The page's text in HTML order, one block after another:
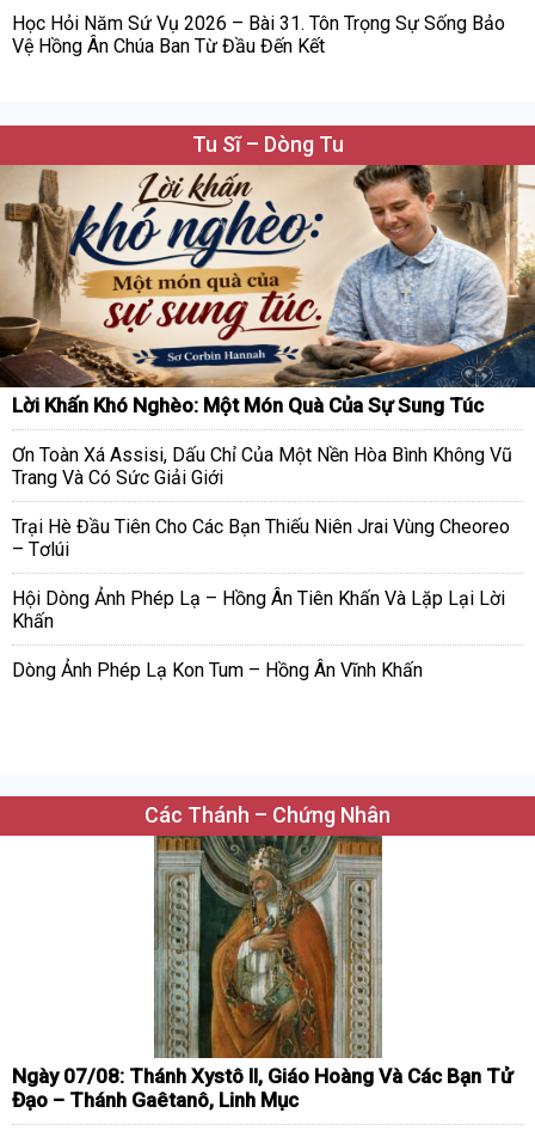
Học Hỏi Năm Sứ Vụ 2026 – Bài 31. Tôn Trọng Sự Sống Bảo
Vệ Hồng Ân Chúa Ban Từ Đầu Đến Kết
Tu Sĩ – Dòng Tu
Lời Khấn Khó Nghèo: Một Món Quà Của Sự Sung Túc
Ơn Toàn Xá Assisi, Dấu Chỉ Của Một Nền Hòa Bình Không Vũ
Trang Và Có Sức Giải Giới
Trại Hè Đầu Tiên Cho Các Bạn Thiếu Niên Jrai Vùng Cheoreo
– Tơlúi
Hội Dòng Ảnh Phép Lạ – Hồng Ân Tiên Khấn Và Lặp Lại Lời
Khấn
Dòng Ảnh Phép Lạ Kon Tum – Hồng Ân Vĩnh Khấn
Các Thánh – Chứng Nhân
Ngày 07/08: Thánh Xystô II, Giáo Hoàng Và Các Bạn Tử
Đạo – Thánh Gaêtanô, Linh Mục